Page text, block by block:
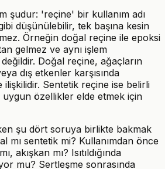
şudur: 'reçine' bir kullanım adı
düşünülebilir, tek başına kesin
Örneğin doğal reçine ile epoksi
gelmez ve aynı işlem
Doğal reçine, ağaçların
dış etkenler karşısında
ilişkilidir. Sentetik reçine ise belirli
özellikler elde etmek için
şu dört soruya birlikte bakmak
mı sentetik mi? Kullanımdan önce
akışkan mı? Isıtıldığında
mu? Sertleşme sonrasında